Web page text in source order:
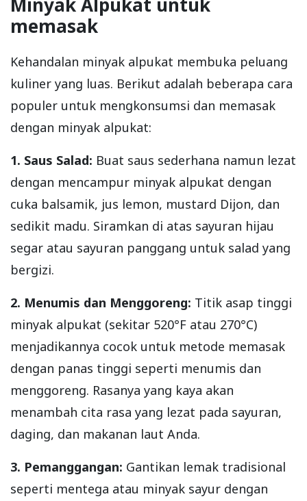
memasak
Kehandalan minyak alpukat membuka peluang
kuliner yang luas. Berikut adalah beberapa cara
populer untuk mengkonsumsi dan memasak
dengan minyak alpukat:
1. Saus Salad: Buat saus sederhana namun lezat
dengan mencampur minyak alpukat dengan
cuka balsamik, jus lemon, mustard Dijon, dan
sedikit madu. Siramkan di atas sayuran hijau
segar atau sayuran panggang untuk salad yang
bergizi.
2. Menumis dan Menggoreng: Titik asap tinggi
minyak alpukat (sekitar 520°F atau 270°C)
menjadikannya cocok untuk metode memasak
dengan panas tinggi seperti menumis dan
menggoreng. Rasanya yang kaya akan
menambah cita rasa yang lezat pada sayuran,
daging, dan makanan laut Anda.
3. Pemanggangan: Gantikan lemak tradisional
seperti mentega atau minyak sayur dengan